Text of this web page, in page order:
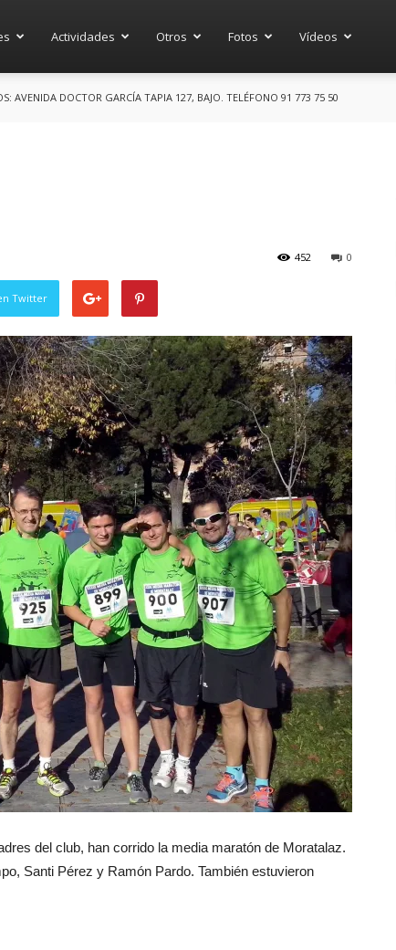
Actividades Otros Fotos Vídeos
AVENIDA DOCTOR GARCÍA TAPIA 127, BAJO. TELÉFONO 91 773 75 50
0
452
Twitter
del club, han corrido la media maratón de Moratalaz.
Santi Pérez y Ramón Pardo. También estuvieron